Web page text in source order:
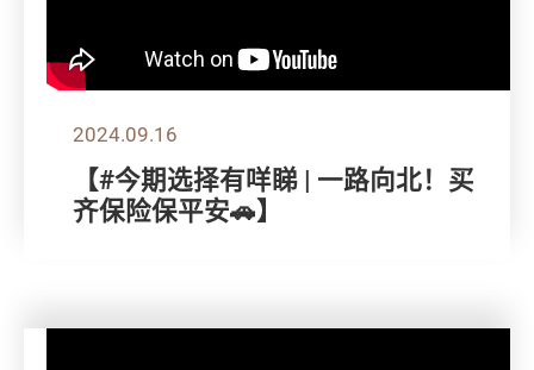
2024.09.16
【#今期选择有咩睇 | 一路向北！买
齐保险保平安🚗】